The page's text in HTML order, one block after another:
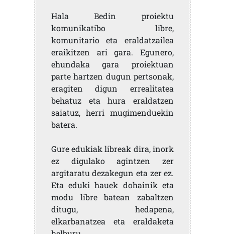
Hala Bedin proiektu
komunikatibo libre,
komunitario eta eraldatzailea
eraikitzen ari gara. Egunero,
ehundaka gara proiektuan
parte hartzen dugun pertsonak,
eragiten digun errealitatea
behatuz eta hura eraldatzen
saiatuz, herri mugimenduekin
batera.
Gure edukiak libreak dira, inork
ez digulako agintzen zer
argitaratu dezakegun eta zer ez.
Eta eduki hauek dohainik eta
modu libre batean zabaltzen
ditugu, hedapena,
elkarbanatzea eta eraldaketa